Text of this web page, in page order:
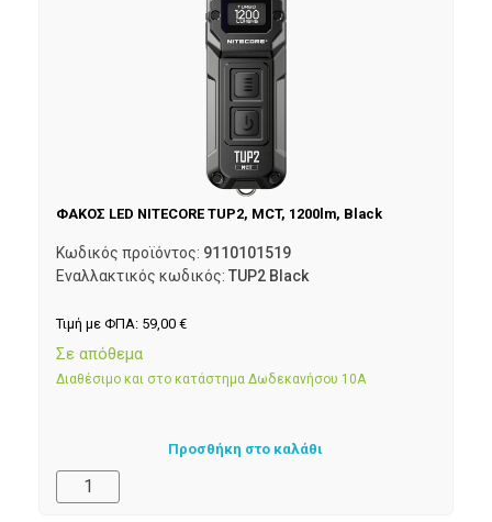
ΦΑΚΟΣ LED NITECORE TUP2, MCT, 1200lm, Black
Κωδικός προϊόντος: 9110101519
Εναλλακτικός κωδικός: TUP2 Black
Τιμή με ΦΠΑ: 59,00 €
Σε απόθεμα
Διαθέσιμο και στο κατάστημα Δωδεκανήσου 10Α
Προσθήκη στο καλάθι